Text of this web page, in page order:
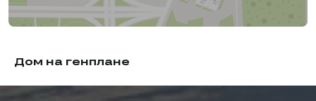
Дом на генплане